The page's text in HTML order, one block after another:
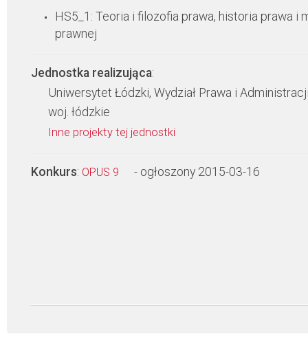
HS5_1: Teoria i filozofia prawa, historia prawa i
prawnej
Jednostka realizująca:
Uniwersytet Łódzki, Wydział Prawa i
woj. łódzkie
Inne projekty tej jednostki
Konkurs: OPUS 9 - ogłoszony 2015-03-16